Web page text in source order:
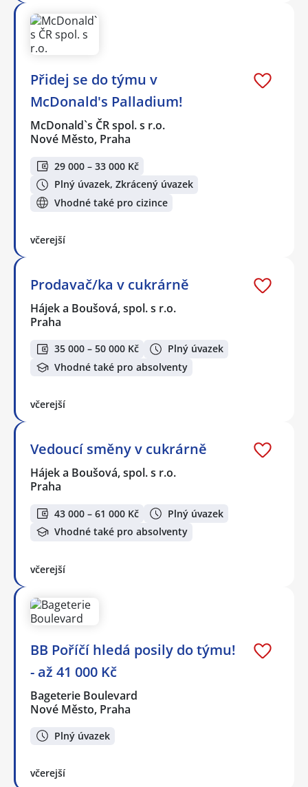
Přidej se do týmu v
McDonald's Palladium!
McDonald`s ČR spol. s r.o.
Nové Město, Praha
29 000 – 33 000 Kč
Plný úvazek, Zkrácený úvazek
Vhodné také pro cizince
včerejší
Prodavač/ka v cukrárně
Hájek a Boušová, spol. s r.o.
Praha
35 000 – 50 000 Kč
Plný úvazek
Vhodné také pro absolventy
včerejší
Vedoucí směny v cukrárně
Hájek a Boušová, spol. s r.o.
Praha
43 000 – 61 000 Kč
Plný úvazek
Vhodné také pro absolventy
včerejší
BB Poříčí hledá posily do týmu!
- až 41 000 Kč
Bageterie Boulevard
Nové Město, Praha
Plný úvazek
včerejší